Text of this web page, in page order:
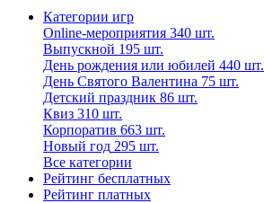
Категории игр
Online-мероприятия 340 шт.
Выпускной 195 шт.
День рождения или юбилей 440 шт.
День Святого Валентина 75 шт.
Детский праздник 86 шт.
Квиз 310 шт.
Корпоратив 663 шт.
Новый год 295 шт.
Все категории
Рейтинг бесплатных
Рейтинг платных